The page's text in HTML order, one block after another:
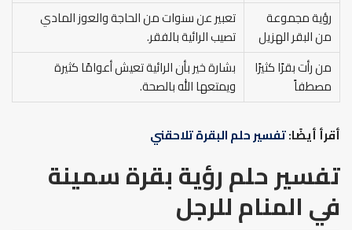
رؤية مجموعة
من البقر الهزيل
تعبير عن سنوات من الحاجة والعوز المادي
تصيب الرائية بالفقر.
من رأت بقرًا كثيرًا
مصطفاً
بشارة خير بأن الرائية تعيش أعوامًا كثيرة
ويمتعها الله بالصحة.
أقرأ أيضًا:تفسير حلم البقرة تلاحقني
تفسير حلم رؤية بقرة سمينة
في المنام للرجل